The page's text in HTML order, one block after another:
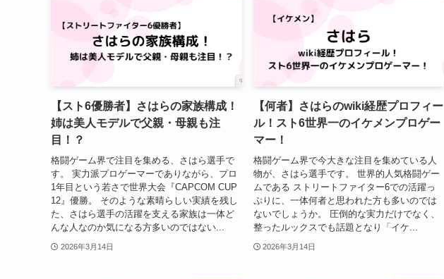
【スト6優勝者】さはらの家族構成！
姉は美人モデルで父親・母親も注
目！？
格闘ゲーム界で注目を集める、さはら選手で
す。 実力派プロゲーマーでありながら、プロ
1年目という若さで世界大会『CAPCOM CUP
12』優勝。 そのような素晴らしい実績を残し
た、さはら選手の活躍を支える家族は一体ど
んな人なのか気になる方多いのではない...
2026年3月14日
【何者】さはらのwiki経歴プロフィー
ル！スト6世界一のイケメンプロゲー
マー！
格闘ゲーム界で今大きな注目を集めている人
物が、さはら選手です。 世界的人気格闘ゲー
ムである ストリートファイター6での活躍っ
ぷりに、一体何者と思われた方も多いのでは
ないでしょうか。 圧倒的な実力だけでなく、
整ったルックスでも話題となり「イケ...
2026年3月14日